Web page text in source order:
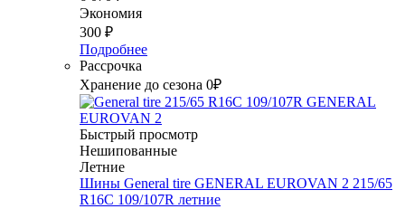
Экономия
300 ₽
Подробнее
Рассрочка
Хранение до сезона 0₽
Быстрый просмотр
Нешипованные
Летние
Шины General tire GENERAL EUROVAN 2 215/65
R16C 109/107R летние